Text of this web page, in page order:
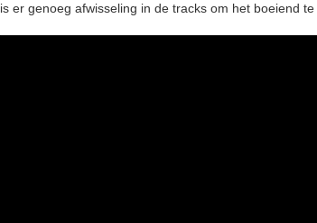
is er genoeg afwisseling in de tracks om het boeiend